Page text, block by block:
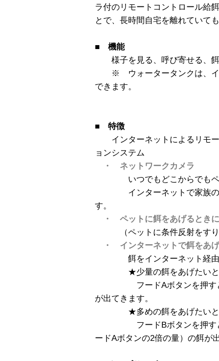
ラ付のリモートコントロール給
とで、長時間自宅を離れていて
■ 機能
様子を見る、呼び寄せる、
※ ウォータータンクは、イ
できます。
■ 特徴
インターネットによるリモー
ョンシステム
・ ネットワークカメラ
いつでもどこからでもペッ
インターネットで家族のも
す。
・ ペットに餌をあげるとき
（ペットに条件反射をすり
・ インターネットで餌をあ
餌をインターネット経由
★少量の餌をあげたいと
フードAボタンを押すと、
が出てきます。
★多めの餌をあげたいと
フードBボタンを押すと、
ードAボタンの2倍の量）の餌が